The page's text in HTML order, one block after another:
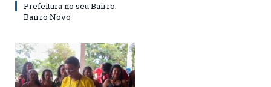
Prefeitura no seu Bairro:
Bairro Novo